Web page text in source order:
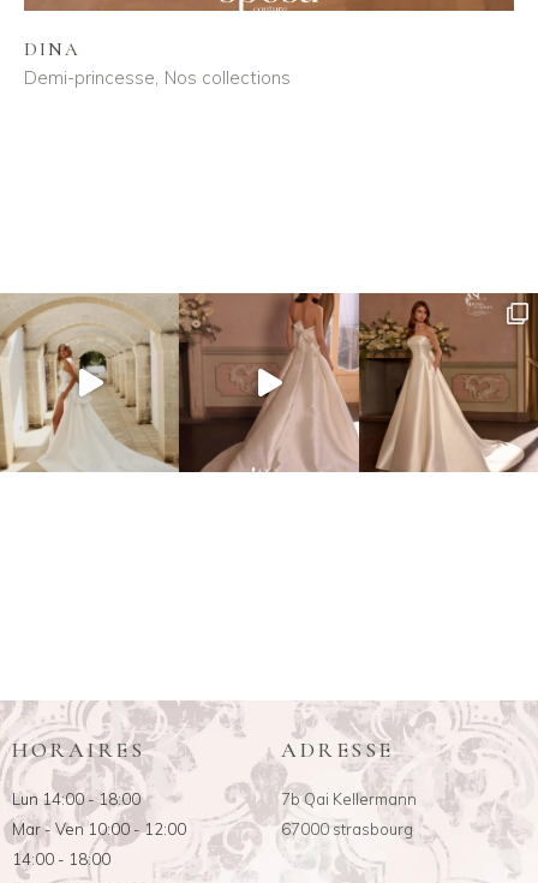
DINA
Demi-princesse Nos collections
HORAIRES
Lun 14:00 - 18:00
Mar - Ven 10:00 - 12:00
14:00 - 18:00
ADRESSE
7b Qai Kellermann
67000 strasbourg